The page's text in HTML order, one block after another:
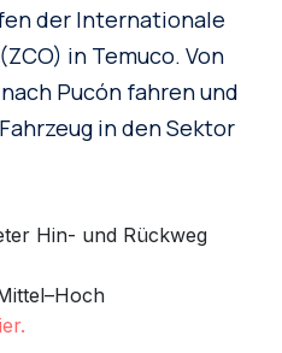
der Internationale
in Temuco. Von
Pucón fahren und
in den Sektor
Hin- und Rückweg